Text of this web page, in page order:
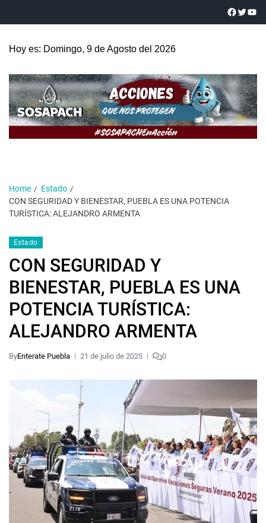
Hoy es: Domingo, 9 de Agosto del 2026
Home
Estado
CON SEGURIDAD Y BIENESTAR, PUEBLA ES UNA POTENCIA
TURÍSTICA: ALEJANDRO ARMENTA
Estado
CON SEGURIDAD Y
BIENESTAR, PUEBLA ES UNA
POTENCIA TURÍSTICA:
ALEJANDRO ARMENTA
ByEnterate Puebla 21 de julio de 2025 0